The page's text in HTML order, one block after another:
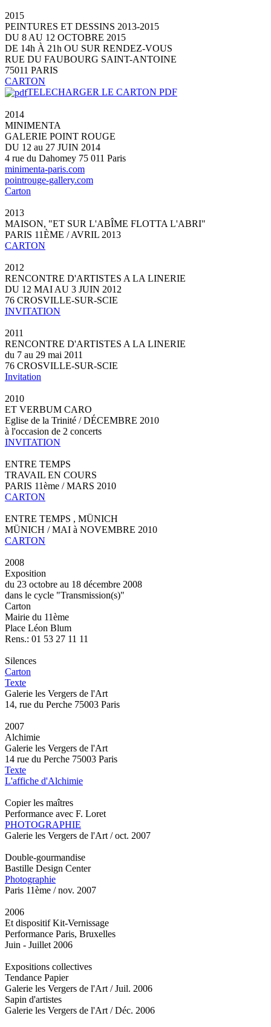
2015
PEINTURES ET DESSINS 2013-2015
DU 8 AU 12 OCTOBRE 2015
DE 14h À 21h OU SUR RENDEZ-VOUS
RUE DU FAUBOURG SAINT-ANTOINE
75011 PARIS
CARTON
TELECHARGER LE CARTON PDF
2014
MINIMENTA
GALERIE POINT ROUGE
DU 12 au 27 JUIN 2014
4 rue du Dahomey 75 011 Paris
minimenta-paris.com
pointrouge-gallery.com
Carton
2013
MAISON, "ET SUR L'ABÎME FLOTTA L'ABRI"
PARIS 11ÈME / AVRIL 2013
CARTON
2012
RENCONTRE D'ARTISTES A LA LINERIE
DU 12 MAI AU 3 JUIN 2012
76 CROSVILLE-SUR-SCIE
INVITATION
2011
RENCONTRE D'ARTISTES A LA LINERIE
du 7 au 29 mai 2011
76 CROSVILLE-SUR-SCIE
Invitation
2010
ET VERBUM CARO
Eglise de la Trinité / DÉCEMBRE 2010
à l'occasion de 2 concerts
INVITATION
ENTRE TEMPS
TRAVAIL EN COURS
PARIS 11ème / MARS 2010
CARTON
ENTRE TEMPS , MÜNICH
MÜNICH / MAI à NOVEMBRE 2010
CARTON
2008
Exposition
du 23 octobre au 18 décembre 2008
dans le cycle "Transmission(s)"
Carton
Mairie du 11ème
Place Léon Blum
Rens.: 01 53 27 11 11
Silences
Carton
Texte
Galerie les Vergers de l'Art
14, rue du Perche 75003 Paris
2007
Alchimie
Galerie les Vergers de l'Art
14 rue du Perche 75003 Paris
Texte
L'affiche d'Alchimie
Copier les maîtres
Performance avec F. Loret
PHOTOGRAPHIE
Galerie les Vergers de l'Art / oct. 2007
Double-gourmandise
Bastille Design Center
Photographie
Paris 11ème / nov. 2007
2006
Et dispositif Kit-Vernissage
Performance Paris, Bruxelles
Juin - Juillet 2006
Expositions collectives
Tendance Papier
Galerie les Vergers de l'Art / Juil. 2006
Sapin d'artistes
Galerie les Vergers de l'Art / Déc. 2006